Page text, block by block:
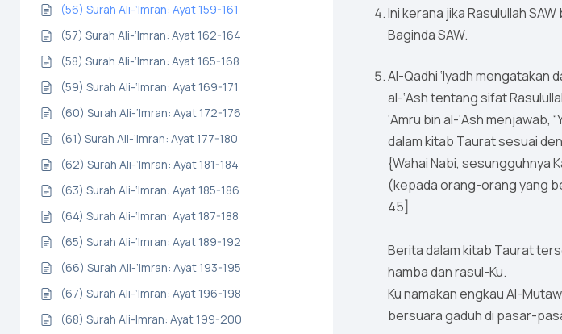
(56) Surah Ali-‘Imran: Ayat 159-161
(57) Surah Ali-‘Imran: Ayat 162-164
(58) Surah Ali-‘Imran: Ayat 165-168
(59) Surah Ali-‘Imran: Ayat 169-171
(60) Surah Ali-‘Imran: Ayat 172-176
(61) Surah Ali-‘Imran: Ayat 177-180
(62) Surah Ali-‘Imran: Ayat 181-184
(63) Surah Ali-‘Imran: Ayat 185-186
(64) Surah Ali-‘Imran: Ayat 187-188
(65) Surah Ali-‘Imran: Ayat 189-192
(66) Surah Ali-‘Imran: Ayat 193-195
(67) Surah Ali-‘Imran: Ayat 196-198
(68) Surah Ali-Imran: Ayat 199-200
Ini kerana jika Rasulullah
Baginda SAW.
Al-Qadhi ‘Iyadh mengatakan
al-‘Ash tentang sifat
‘Amru bin al-‘Ash
dalam kitab Taurat sesuai
{Wahai Nabi, sesungguhnya
(kepada orang-orang yang
45]
Berita dalam kitab Taurat
hamba dan rasul-Ku.
Ku namakan engkau Al-
bersuara gaduh di pasar-